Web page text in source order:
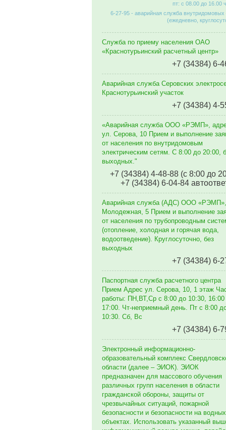
пт: с 08.00 до 16.00
6-27-95 - аварийная служба внутридомовых
(ежедневно,
Служба по приему населения ОАО
«Краснотурьинский расчетный центр»
+7 (34384) 6-
Аварийная служба Серовских
Краснотурьинский участок
+7 (34384) 4-
«Аварийная служба ООО «РЭМП»,
ул. Серова, 10 Прием и выполнение
от населения по внутридомовым
электрическим сетям. C 8:00 до 20:00,
выходных."
+7 (34384) 4-48-88 (с 8:00 до
+7 (34384) 6-04-84
Аварийная служба (АДС) ООО
Молодежная, 5 Прием и выполнение
от населения по трубопроводным
(отопление, холодная и горячая вода,
водоотведение). Круглосуточно, без
выходных
+7 (34384) 6-
Паспортная служба расчетного центра
Прием Адрес ул. Серова, 10, 1 этаж
работы: ПН,ВТ,Ср с 8:00 до 10:30, 16:00
17:00. Чт-неприемный день. Пт с 8:00
10:30. Сб, Вс
+7 (34384) 6-
Электронный информационно-
образовательный комплекс
области (далее – ЭИОК). ЭИОК
предназначен для массового обучения
различных групп населения в области
гражданской обороны, защиты от
чрезвычайных ситуаций, пожарной
безопасности и безопасности на водных
объектах. Использовать указанный